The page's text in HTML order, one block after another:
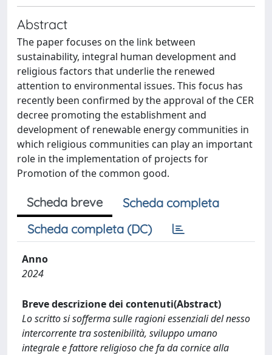
Abstract
The paper focuses on the link between
sustainability, integral human development and
religious factors that underlie the renewed
attention to environmental issues. This focus has
recently been confirmed by the approval of the CER
decree promoting the establishment and
development of renewable energy communities in
which religious communities can play an important
role in the implementation of projects for
Promotion of the common good.
Scheda breve
Scheda completa
Scheda completa (DC)
Anno
2024
Breve descrizione dei contenuti(Abstract)
Lo scritto si sofferma sulle ragioni essenziali del nesso
intercorrente tra sostenibilità, sviluppo umano
integrale e fattore religioso che fa da cornice alla